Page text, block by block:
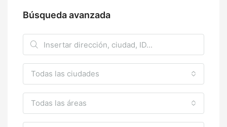
Búsqueda avanzada
Todas las ciudades
Todas las áreas